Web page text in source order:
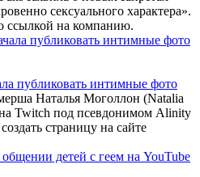
сексуального характера».
ссылкой на компанию.
публиковать интимные фото
Наталья Моголлон (Natalia
Twitch под псевдонимом Alinity
страницу на сайте